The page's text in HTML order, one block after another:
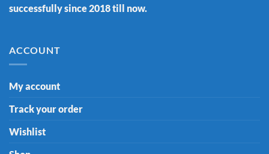
successfully since 2018 till now.
ACCOUNT
My account
Track your order
Wishlist